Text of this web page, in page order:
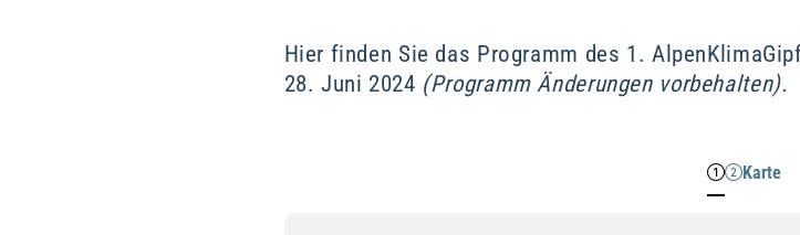
Hier finden Sie das Programm des 1.
28. Juni 2024 (Programm Änderungen vorbehalten).
Karte